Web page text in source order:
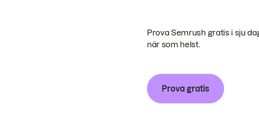
Prova Semrush gratis i sju
när som helst.
Prova gratis